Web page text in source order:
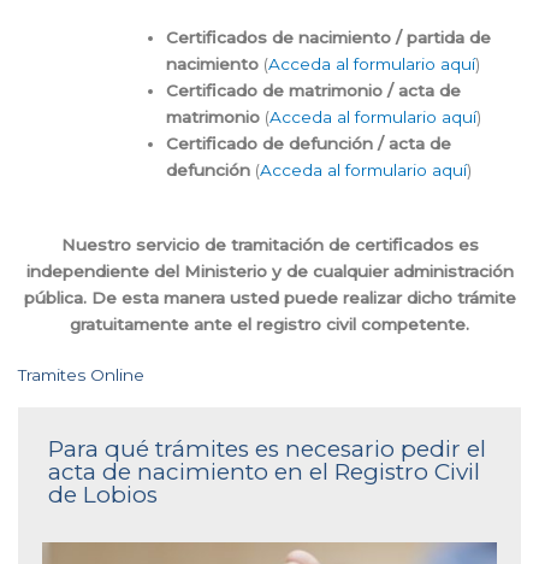
Certificados de nacimiento / partida de
nacimiento (Acceda al formulario aquí)
Certificado de matrimonio / acta de
matrimonio (Acceda al formulario aquí)
Certificado de defunción / acta de
defunción (Acceda al formulario aquí)
Nuestro servicio de tramitación de certificados es
independiente del Ministerio y de cualquier administración
pública. De esta manera usted puede realizar dicho trámite
gratuitamente ante el registro civil competente.
Tramites Online
Para qué trámites es necesario pedir el
acta de nacimiento en el Registro Civil
de Lobios